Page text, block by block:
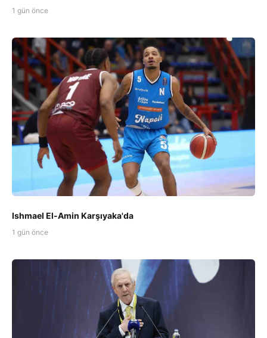
1 gün önce
Ishmael El-Amin Karşıyaka'da
1 gün önce